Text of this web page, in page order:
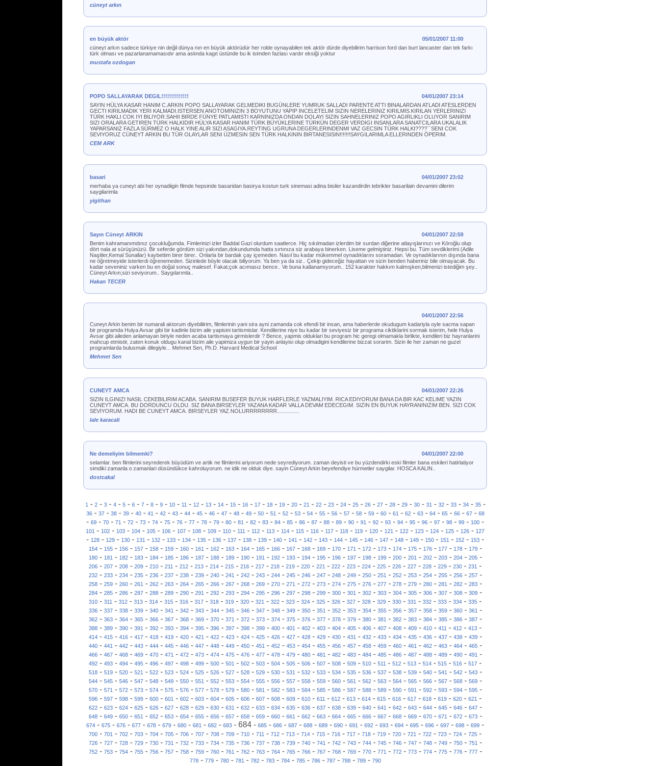
cüneyt arkın
en büyük aktör
05/01/2007 11:00
cüneyt arkın sadece türkiye nin değil dünya nın en büyük aktörüdür her rolde oynayabilen tek aktör dürde diyebilirim harrison ford dan burt lancaster dan tek farkı
türk olması ve pazarlanamamasıdır ama aslında kagıt üstünde bu ik isimden fazlası vardır eksiği yoktur
mustafa ozdogan
POPO SALLAYARAK DEGIL!!!!!!!!!!!!!!
04/01/2007 23:14
SAYIN HÜLYA KASAR HANIM C.ARKIN POPO SALLAYARAK GELMEDIKI BUGÜNLERE YUMRUK SALLADI PARENTE ATTI BINALARDAN ATLADI ATESLERDEN
GECTI KIRILMADIK YERI KALMADI.ISTERSEN ANOTOMINIZIN 3 BOYUTUNU YAPIP INCELETELIM SIZIN NERELERINIZ KIRILMIS.KIRILAN YERLERINIZI
TÜRK HAKLI COK IYI BILIYOR.SAHII BIRDE FÜNYE PATLAMISTI KARNINIZDA ONDAN DOLAYI SIZIN SAHNELERINIZ POPO AGIRLIKLI OLUYOR SANIRIM
SIZI ORALARA GETIREN TÜRK HALKIDIR HÜLYA KASAR HANIM TÜRK BÜYÜKLERINE TÜRKÜN DEGER VERDIGI INSANLARA SANATCILARA UKALALIK
YAPARSANIZ FAZLA SÜRMEZ O HALK YINE ALIR SIZI ASAGIYA.REYTING UGRUNA DEGERLERINDENMI VAZ GECSIN TÜRK HALKI????´´SENI COK
SEVIYORUZ CÜNEYT ARKIN BU TÜR OLAYLAR SENI ÜZMESIN SEN TÜRK HALKININ BIRTANESISIN!!!!!!!SAYGILARIMLA ELLERINDEN ÖPERIM.
CEM ARK
basari
04/01/2007 23:02
merhaba ya cuneyt abi her oynadiigin filmde hepsinde basaridan basirya kostun turk sinemasi adina bisiler kazandirdin tebrikler basarilain devamini dilerim
saygilarimla
yigithan
Sayın Cüneyt ARKIN
04/01/2007 22:59
Benim kahramanımdınız çocukluğumda. Fimlerinizi izler Baddal Gazi olurdum saatlerce. Hiç sıkılmadan izlerdim bir surdan diğerine atlayışlarınızı ve Köroğlu olup
dört nala at sürüşünüzü. Bir seferde gördüm sizi yakından,dokundumda hatta sırtınıza siz arabaya binerken. Liseme gelmiştiniz. Hepsi bu. Tüm sevdiklerimi (Adile
Naşitler,Kemal Sunallar) kaybettim birer birer.. Onlarla bir bardak çay içemeden. Nasıl bu kadar mükemmel oynadıklarını soramadan. Ve oynadıklarının dışında bana
ne öğretmeyide isterlerdi öğrenemeden. Sizinlede böyle olacak biliyorum. Ya ben ya da siz.. Çekip gideceğiz hayattan ve sizin benden haberiniz bile olmayacak. Bu
kadar seveniniz varken bu en doğal sonuç malesef. Fakat;çok acımasız bence.. Ve buna katlanamıyorum.. 152 karakter hakkım kalmışken,bilmenizi istediğim şey..
Cüneyt Arkın;sizi seviyorum.. Saygılarımla..
Hakan TECER
04/01/2007 22:56
Cuneyt Arkin benim bir numarali aktorum diyebiliirim, filmlerinin yani sira ayni zamanda cok efendi bir insan, ama haberlerde okudugum kadariyla oyle sacma sapan
bir programda Hulya Avsar gibi bir kadinle bizim aile yapisini tartismislar. Kendilerine niye bu kadar bir seviyesiz bir programa ciktiklarini sormak isterim, hele Hulya
Avsar gibi aileden anlamayan biriyle neden acaba tartismaya girmislerdir ? Bence, yapmis olduklari bu program hic geregi olmamakla birlikte, kendileri biz hayranlarini
mahcup etmistir, zaten konuk oldugu kanal bizim aile yapimiza uygun bir yayin anlayisi olup olmadigini kendilerine bizzat sorarim. Sizin ile her zaman ne guzel
programlarda bulusmak dilegiyle... Mehmet Sen, Ph.D. Harvard Medical School
Mehmet Sen
CUNEYT AMCA
04/01/2007 22:26
SIZIN ILGINIZI NASIL CEKEBILIRIM ACABA. SANIRIM BUSEFER BUYUK HARFLERLE YAZMALIYIM. RICA EDIYORUM BANA DA BIR KAC KELIME YAZIN
CUNEYT AMCA. BU DORDUNCU OLDU. SIZ BANA BIRSEYLER YAZANA KADAR VALLA DEVAM EDECEGIM. SIZIN EN BUYUK HAYRANINIZIM BEN. SIZI COK
SEVIYORUM. HADI BE CUNEYT AMCA. BIRSEYLER YAZ.NOLURRRRRRRR...............
lale karacali
Ne demeliyim bilmemki?
04/01/2007 22:00
selamlar. ben filmlerini seyrederek büyüdüm ve artik ne filmlerini ariyorum nede seyrediyorum. zaman deyisti ve bu yüzdendirki eski filmler bana eskileri hatirlatiyor
simdiki zamanla o zamanlari düsündükce kahroluyorum. ne idik ne olduk diye. sayin Cüneyt Arkin beyefendiye hürmetler saygilar. HOSCA KALIN..
dostcakal
1- 2- 3- 4- 5- 6- 7- 8- 9- 10- 11- 12- 13- 14- 15- 16- 17- 18- 19- 20- 21- 22- 23- 24- 25- 26- 27- 28- 29- 30- 31- 32- 33- 34- 35-
36- 37- 38- 39- 40- 41- 42- 43- 44- 45- 46- 47- 48- 49- 50- 51- 52- 53- 54- 55- 56- 57- 58- 59- 60- 61- 62- 63- 64- 65- 66- 67- 68
- 69 - 70 - 71 - 72 - 73 - 74 - 75 - 76 - 77 - 78 - 79 - 80 - 81 - 82 - 83 - 84 - 85 - 86 - 87 - 88 - 89 - 90 - 91 - 92 - 93 - 94 - 95 - 96 - 97 - 98 - 99 - 100 -
101 - 102 - 103 - 104 - 105 - 106 - 107 - 108 - 109 - 110 - 111 - 112 - 113 - 114 - 115 - 116 - 117 - 118 - 119 - 120 - 121 - 122 - 123 - 124 - 125 - 126 - 127
- 128 - 129 - 130 - 131 - 132 - 133 - 134 - 135 - 136 - 137 - 138 - 139 - 140 - 141 - 142 - 143 - 144 - 145 - 146 - 147 - 148 - 149 - 150 - 151 - 152 - 153 -
154- 155- 156- 157- 158- 159- 160- 161- 162- 163- 164- 165- 166- 167- 168- 169- 170- 171- 172- 173- 174- 175- 176- 177- 178- 179-
180- 181- 182- 183- 184- 185- 186- 187- 188- 189- 190- 191- 192- 193- 194- 195- 196- 197- 198- 199- 200- 201- 202- 203- 204- 205-
206 - 207 - 208 - 209 - 210 - 211 - 212 - 213 - 214 - 215 - 216 - 217 - 218 - 219 - 220 - 221 - 222 - 223 - 224 - 225 - 226 - 227 - 228 - 229 - 230 - 231 -
232- 233- 234- 235- 236- 237- 238- 239- 240- 241- 242- 243- 244- 245- 246- 247- 248- 249- 250- 251- 252- 253- 254- 255- 256- 257-
258- 259- 260- 261- 262- 263- 264- 265- 266- 267- 268- 269- 270- 271- 272- 273- 274- 275- 276- 277- 278- 279- 280- 281- 282- 283-
284- 285- 286- 287- 288- 289- 290- 291- 292- 293- 294- 295- 296- 297- 298- 299- 300- 301- 302- 303- 304- 305- 306- 307- 308- 309-
310 - 311 - 312 - 313 - 314 - 315 - 316 - 317 - 318 - 319 - 320 - 321 - 322 - 323 - 324 - 325 - 326 - 327 - 328 - 329 - 330 - 331 - 332 - 333 - 334 - 335 -
336- 337- 338- 339- 340- 341- 342- 343- 344- 345- 346- 347- 348- 349- 350- 351- 352- 353- 354- 355- 356- 357- 358- 359- 360- 361-
362- 363- 364- 365- 366- 367- 368- 369- 370- 371- 372- 373- 374- 375- 376- 377- 378- 379- 380- 381- 382- 383- 384- 385- 386- 387-
388 - 389 - 390 - 391 - 392 - 393 - 394 - 395 - 396 - 397 - 398 - 399 - 400 - 401 - 402 - 403 - 404 - 405 - 406 - 407 - 408 - 409 - 410 - 411 - 412 - 413 -
414- 415- 416- 417- 418- 419- 420- 421- 422- 423- 424- 425- 426- 427- 428- 429- 430- 431- 432- 433- 434- 435- 436- 437- 438- 439-
440- 441- 442- 443- 444- 445- 446- 447- 448- 449- 450- 451- 452- 453- 454- 455- 456- 457- 458- 459- 460- 461- 462- 463- 464- 465-
466- 467- 468- 469- 470- 471- 472- 473- 474- 475- 476- 477- 478- 479- 480- 481- 482- 483- 484- 485- 486- 487- 488- 489- 490- 491-
492 - 493 - 494 - 495 - 496 - 497 - 498 - 499 - 500 - 501 - 502 - 503 - 504 - 505 - 506 - 507 - 508 - 509 - 510 - 511 - 512 - 513 - 514 - 515 - 516 - 517 -
518- 519- 520- 521- 522- 523- 524- 525- 526- 527- 528- 529- 530- 531- 532- 533- 534- 535- 536- 537- 538- 539- 540- 541- 542- 543-
544- 545- 546- 547- 548- 549- 550- 551- 552- 553- 554- 555- 556- 557- 558- 559- 560- 561- 562- 563- 564- 565- 566- 567- 568- 569-
570- 571- 572- 573- 574- 575- 576- 577- 578- 579- 580- 581- 582- 583- 584- 585- 586- 587- 588- 589- 590- 591- 592- 593- 594- 595-
596 - 597 - 598 - 599 - 600 - 601 - 602 - 603 - 604 - 605 - 606 - 607 - 608 - 609 - 610 - 611 - 612 - 613 - 614 - 615 - 616 - 617 - 618 - 619 - 620 - 621 -
622- 623- 624- 625- 626- 627- 628- 629- 630- 631- 632- 633- 634- 635- 636- 637- 638- 639- 640- 641- 642- 643- 644- 645- 646- 647-
648- 649- 650- 651- 652- 653- 654- 655- 656- 657- 658- 659- 660- 661- 662- 663- 664- 665- 666- 667- 668- 669- 670- 671- 672- 673-
674 - 675 - 676 - 677 - 678 - 679 - 680 - 681 - 682 - 683 - 684 - 685 - 686 - 687 - 688 - 689 - 690 - 691 - 692 - 693 - 694 - 695 - 696 - 697 - 698 - 699 -
700 - 701 - 702 - 703 - 704 - 705 - 706 - 707 - 708 - 709 - 710 - 711 - 712 - 713 - 714 - 715 - 716 - 717 - 718 - 719 - 720 - 721 - 722 - 723 - 724 - 725 -
726- 727- 728- 729- 730- 731- 732- 733- 734- 735- 736- 737- 738- 739- 740- 741- 742- 743- 744- 745- 746- 747- 748- 749- 750- 751-
752- 753- 754- 755- 756- 757- 758- 759- 760- 761- 762- 763- 764- 765- 766- 767- 768- 769- 770- 771- 772- 773- 774- 775- 776- 777-
778- 779- 780- 781- 782- 783- 784- 785- 786- 787- 788- 789- 790